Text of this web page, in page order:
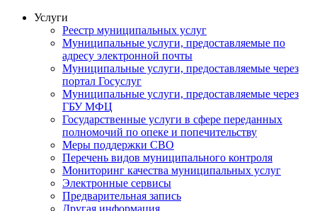
Услуги
Реестр муниципальных услуг
Муниципальные услуги, предоставляемые по
адресу электронной почты
Муниципальные услуги, предоставляемые через
портал Госуслуг
Муниципальные услуги, предоставляемые через
ГБУ МФЦ
Государственные услуги в сфере переданных
полномочий по опеке и попечительству
Меры поддержки СВО
Перечень видов муниципального контроля
Мониторинг качества муниципальных услуг
Электронные сервисы
Предварительная запись
Другая информация